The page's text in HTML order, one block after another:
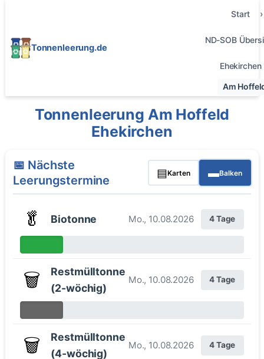
Tonnenleerung.de
Start
ND-SOB
Ehekirchen
Am
Tonnenleerung Am Hoffeld
Ehekirchen
📅 Nächste
Leerungstermine
▤Karten ▬Balken
🥬 Biotonne Mo., 10.08.2026 4 Tage
🗑️
Restmülltonne
(2-wöchig)
Mo., 10.08.2026 4 Tage
🗑️
Restmülltonne
(4-wöchig)
Mo., 10.08.2026 4 Tage